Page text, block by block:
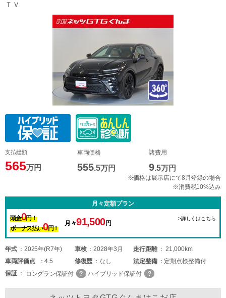
ＴＶ
支払総額
565万円
車両価格
555.5万円
諸費用
9.5万円
※価格は展示店にて8月登録の場合
※消費税10%込み
月々定額プラン
頭金0円！
ボーナス払い0円！
月々91,500円
>詳しくはこちら
年式 2025年(R7年) 車検 2028年3月 走行距離
21,000km
車両評価点 4.5 修復歴 なし 法定整備
定期点検整備付
保証
ロングラン保証付 ハイブリッド保証付